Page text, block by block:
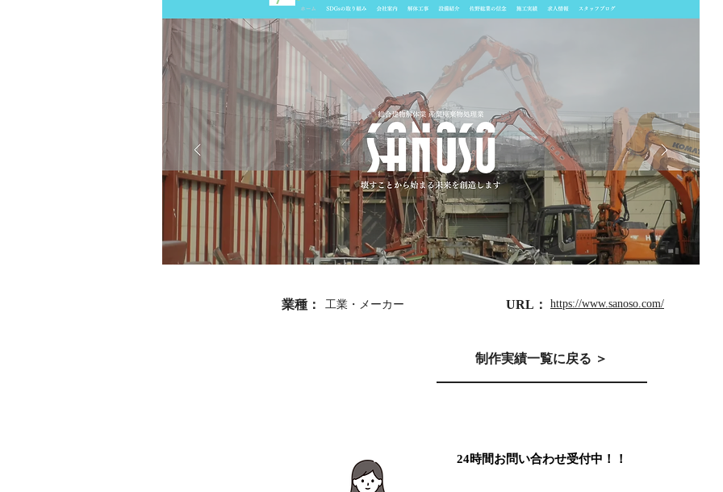
業種： 工業・メーカー URL： https://www.sanoso.com/
制作実績一覧に戻る ＞
24時間お問い合わせ受付中！！